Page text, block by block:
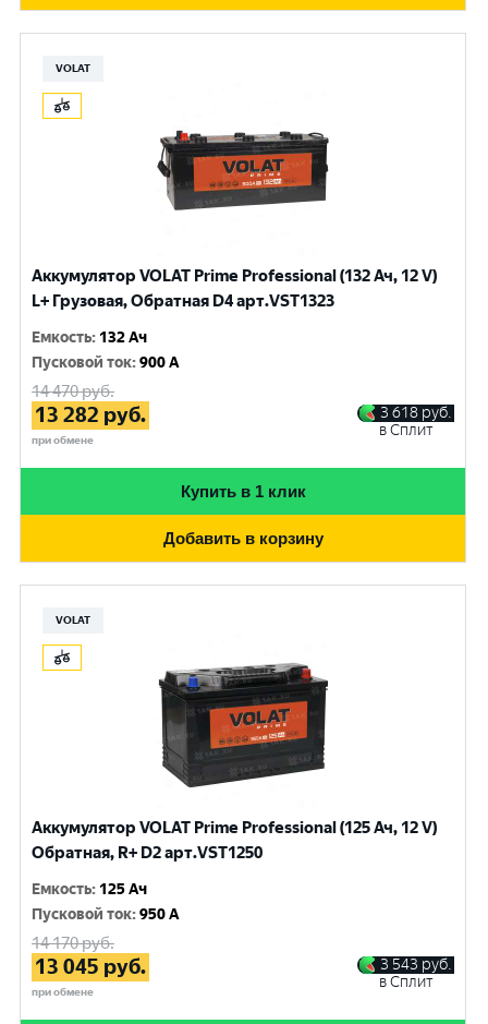
VOLAT
Аккумулятор VOLAT Prime Professional (132 Ач, 12 V)
L+ Грузовая, Обратная D4 арт.VST1323
Емкость: 132 Ач
Пусковой ток:900 A
14 470руб.
13 282 руб.
при обмене
3 618 руб.
в Сплит
Купить в 1 клик
Добавить в корзину
VOLAT
Аккумулятор VOLAT Prime Professional (125 Ач, 12 V)
Обратная, R+ D2 арт.VST1250
Емкость: 125 Ач
Пусковой ток:950 A
14 170руб.
13 045 руб.
при обмене
3 543 руб.
в Сплит